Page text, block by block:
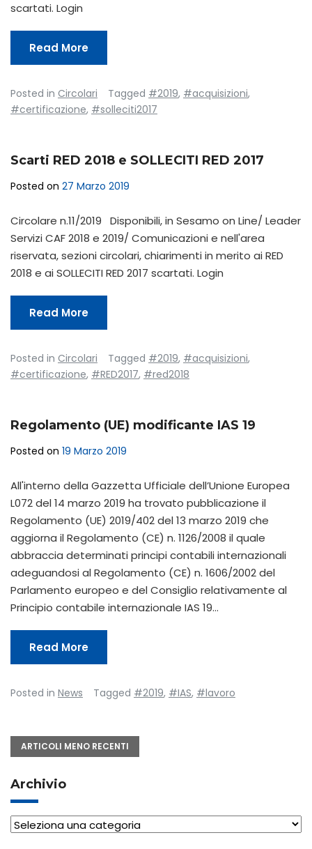
scartati. Login
Read More
Posted in Circolari Tagged #2019, #acquisizioni,
#certificazione, #solleciti2017
Scarti RED 2018 e SOLLECITI RED 2017
Posted on 27 Marzo 2019
Circolare n.11/2019 Disponibili, in Sesamo on Line/ Leader
Servizi CAF 2018 e 2019/ Comunicazioni e nell'area
riservata, sezioni circolari, chiarimenti in merito ai RED
2018 e ai SOLLECITI RED 2017 scartati. Login
Read More
Posted in Circolari Tagged #2019, #acquisizioni,
#certificazione, #RED2017, #red2018
Regolamento (UE) modificante IAS 19
Posted on 19 Marzo 2019
All'interno della Gazzetta Ufficiale dell’Unione Europea
L072 del 14 marzo 2019 ha trovato pubblicazione il
Regolamento (UE) 2019/402 del 13 marzo 2019 che
aggiorna il Regolamento (CE) n. 1126/2008 il quale
abbraccia determinati principi contabili internazionali
adeguandosi al Regolamento (CE) n. 1606/2002 del
Parlamento europeo e del Consiglio relativamente al
Principio contabile internazionale IAS 19…
Read More
Posted in News Tagged #2019, #IAS, #lavoro
Navigazione
ARTICOLI MENO RECENTI
Archivio
Archivio